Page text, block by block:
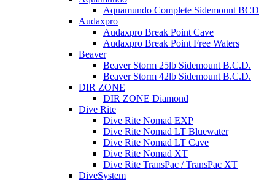
Aquamundo Complete Sidemount BCD
Audaxpro
Audaxpro Break Point Cave
Audaxpro Break Point Free Waters
Beaver
Beaver Storm 25lb Sidemount B.C.D.
Beaver Storm 42lb Sidemount B.C.D.
DIR ZONE
DIR ZONE Diamond
Dive Rite
Dive Rite Nomad EXP
Dive Rite Nomad LT Bluewater
Dive Rite Nomad LT Cave
Dive Rite Nomad XT
Dive Rite TransPac / TransPac XT
DiveSystem